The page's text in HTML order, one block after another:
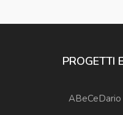
PROGETTI
ABeCeDario